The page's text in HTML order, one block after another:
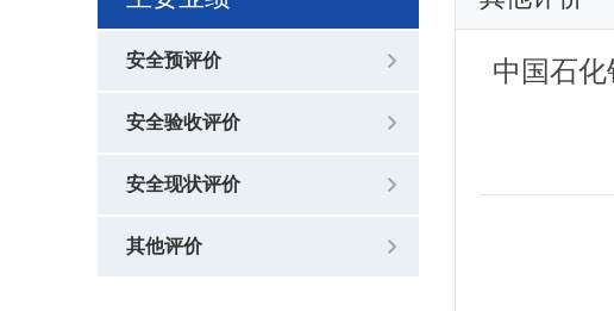
安全预评价
安全验收评价
安全现状评价
其他评价
中国石